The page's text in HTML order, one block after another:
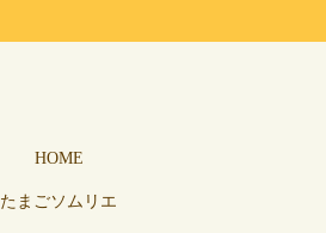
HOME
たまごソムリエ